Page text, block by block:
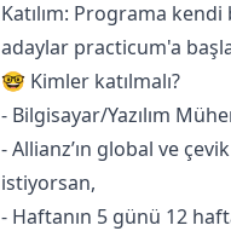
Katılım: Programa
adaylar practicum'a
🤓 Kimler katılmalı?
- Bilgisayar/Yazılım
- Allianz’ın global ve
istiyorsan,
- Haftanın 5 günü 12